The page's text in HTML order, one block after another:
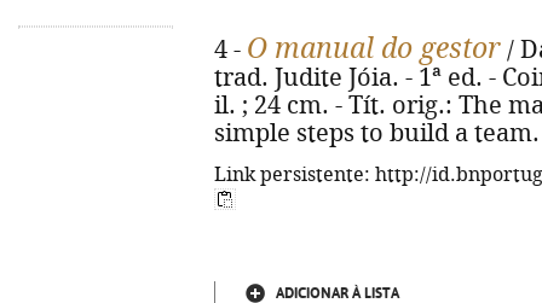
4 - O manual do gestor /
trad. Judite Jóia. - 1ª ed. -
il. ; 24 cm. - Tít. orig.: The
simple steps to build a team.
Link persistente: http://
ADICIONAR À LISTA